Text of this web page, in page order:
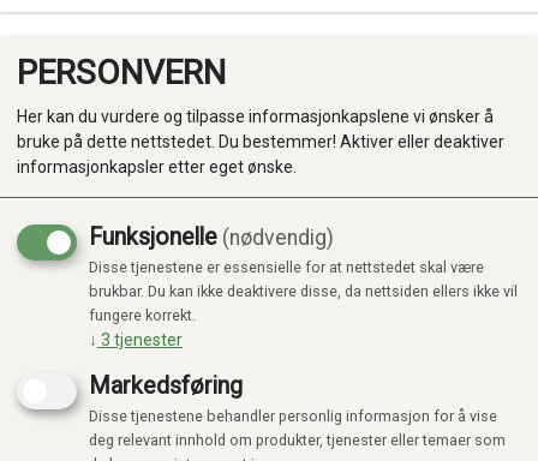
Produkter
Kategorier
PERSONVERN
Her kan du vurdere og tilpasse informasjonkapslene vi ønsker å
bruke på dette nettstedet. Du bestemmer! Aktiver eller deaktiver
informasjonkapsler etter eget ønske.
Funksjonelle (nødvendig)
Disse tjenestene er essensielle for at nettstedet skal være
brukbar. Du kan ikke deaktivere disse, da nettsiden ellers ikke vil
fungere korrekt.
↓ 3 tjenester
Markedsføring
Disse tjenestene behandler personlig informasjon for å vise
deg relevant innhold om produkter, tjenester eller temaer som